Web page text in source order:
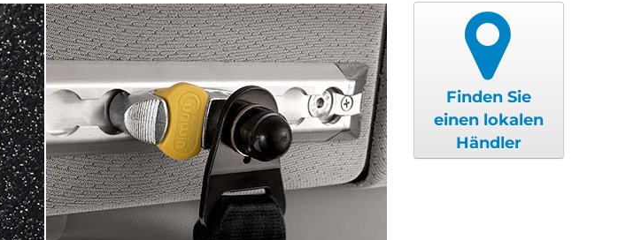
Finden Sie
einen lokalen
Händler